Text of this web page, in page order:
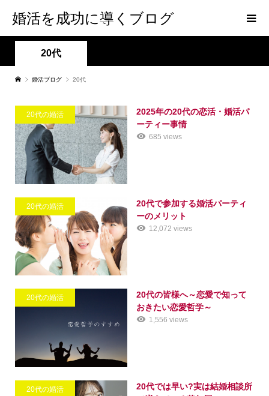
婚活を成功に導くブログ
20代
婚活ブログ 20代
20代の婚活
2025年の20代の恋活・婚活パ
ーティー事情
685 views
20代の婚活
20代で参加する婚活パーティ
ーのメリット
12,072 views
20代の婚活
20代の皆様へ～恋愛で知って
おきたい恋愛哲学～
1,556 views
20代の婚活
20代では早い?実は結婚相談所